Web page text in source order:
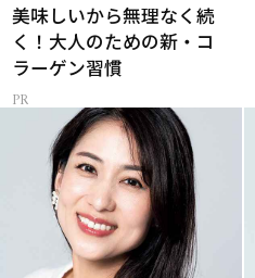
美味しいから無理なく続
く！大人のための新・コ
ラーゲン習慣